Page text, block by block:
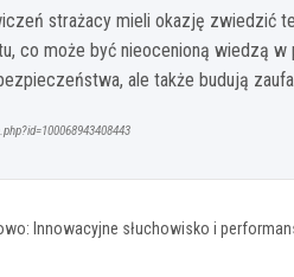
strażacy mieli okazję zwiedzić
co może być nieocenioną wiedzą
ale także budują
Innowacyjne słuchowisko i